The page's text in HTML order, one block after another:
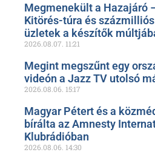
Megmenekült a Hazajáró
Kitörés-túra és
üzletek a készítők
2026.08.07. 11:21
Megint megszűnt egy
videón a Jazz TV utolsó
2026.08.06. 15:17
Magyar Pétert és a
bírálta az Amnesty
Klubrádióban
2026.08.06. 14:30